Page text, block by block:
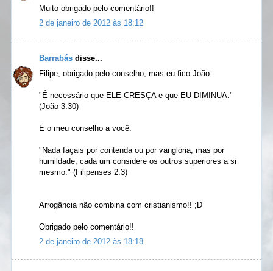
Muito obrigado pelo comentário!!
2 de janeiro de 2012 às 18:12
Barrabás disse...
Filipe, obrigado pelo conselho, mas eu fico João:
"É necessário que ELE CRESÇA e que EU DIMINUA."
(João 3:30)
E o meu conselho a você:
"Nada façais por contenda ou por vanglória, mas por
humildade; cada um considere os outros superiores a si
mesmo." (Filipenses 2:3)
Arrogância não combina com cristianismo!! ;D
Obrigado pelo comentário!!
2 de janeiro de 2012 às 18:18